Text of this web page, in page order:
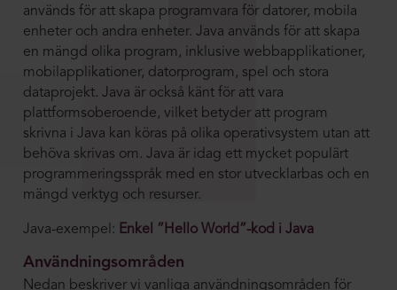
används för att skapa programvara för datorer, mobila
enheter och andra enheter. Java används för att skapa
en mängd olika program, inklusive webbapplikationer,
mobilapplikationer, datorprogram, spel och stora
dataprojekt. Java är också känt för att vara
plattformsoberoende, vilket betyder att program
skrivna i Java kan köras på olika operativsystem utan att
behöva skrivas om. Java är idag ett mycket populärt
programmeringsspråk med en stor utvecklarbas och en
mängd verktyg och resurser.
Java-exempel: Enkel ”Hello World”-kod i Java
Användningsområden
Nedan beskriver vi vanliga användningsområden för